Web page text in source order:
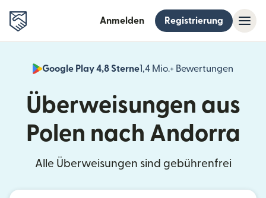
Anmelden Registrierung
Google Play 4,8 Sterne1,4 Mio.+ Bewertungen
Überweisungen aus
Polen nach Andorra
Alle Überweisungen sind gebührenfrei